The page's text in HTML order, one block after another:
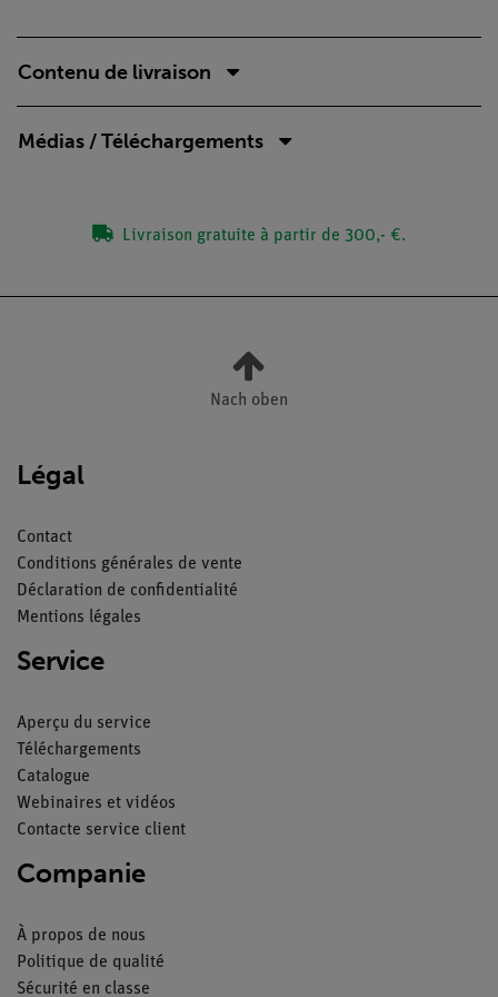
Contenu de livraison
Médias / Téléchargements
Livraison gratuite à partir de 300,- €.
Nach oben
Légal
Contact
Conditions générales de vente
Déclaration de confidentialité
Mentions légales
Service
Aperçu du service
Téléchargements
Catalogue
Webinaires et vidéos
Contacte service client
Companie
À propos de nous
Politique de qualité
Sécurité en classe